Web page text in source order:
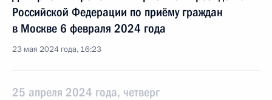
Российской Федерации по приёму граждан
в Москве 6 февраля 2024 года
23 мая 2024 года, 16:23
25 апреля 2024 года, четверг